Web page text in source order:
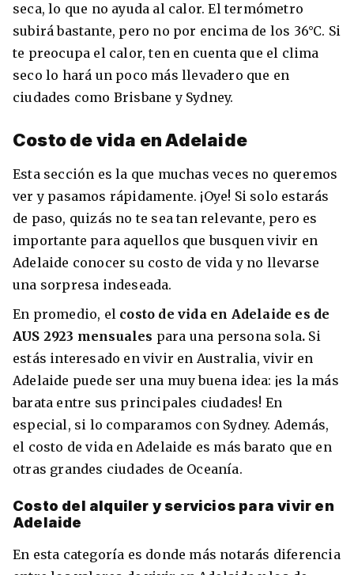
seca, lo que no ayuda al calor. El termómetro
subirá bastante, pero no por encima de los 36°C. Si
te preocupa el calor, ten en cuenta que el clima
seco lo hará un poco más llevadero que en
ciudades como Brisbane y Sydney.
Costo de vida en Adelaide
Esta sección es la que muchas veces no queremos
ver y pasamos rápidamente. ¡Oye! Si solo estarás
de paso, quizás no te sea tan relevante, pero es
importante para aquellos que busquen vivir en
Adelaide conocer su costo de vida y no llevarse
una sorpresa indeseada.
En promedio, el costo de vida en Adelaide es de
AUS 2923 mensuales para una persona sola. Si
estás interesado en vivir en Australia, vivir en
Adelaide puede ser una muy buena idea: ¡es la más
barata entre sus principales ciudades! En
especial, si lo comparamos con Sydney. Además,
el costo de vida en Adelaide es más barato que en
otras grandes ciudades de Oceanía.
Costo del alquiler y servicios para vivir en
Adelaide
En esta categoría es donde más notarás diferencia